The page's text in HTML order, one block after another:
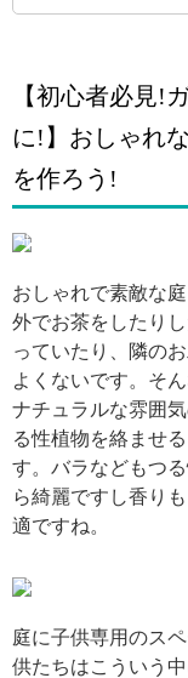
【初心者必見!
に!】おしゃれ
を作ろう!
引用: https://
おしゃれで素敵な
外でお茶をしたり
っていたり、隣の
よくないです。そ
ナチュラルな雰囲
る性植物を絡ませ
す。バラなどもつ
ら綺麗ですし香り
適ですね。
引用: http://ideipentrucasa.ro/wp-
庭に子供専用のス
供たちはこういう